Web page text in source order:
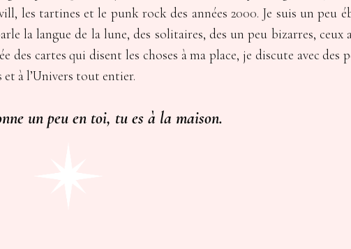
les tartines et le punk rock des années 2000. Je suis un peu
la langue de la lune, des solitaires, des un peu bizarres, ceux
des cartes qui disent les choses à ma place, je discute avec des
à l’Univers tout entier.
un peu en toi, tu es à la maison.